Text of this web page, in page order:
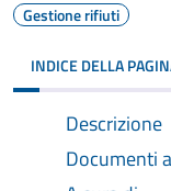
Gestione rifiuti
INDICE DELLA
Descrizione
Documenti